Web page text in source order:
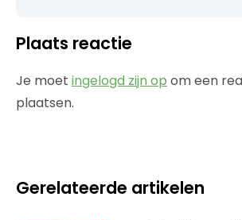
Plaats reactie
Je moet ingelogd zijn op om een
plaatsen.
Gerelateerde artikelen